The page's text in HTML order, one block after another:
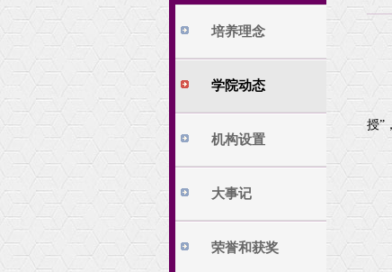
本科生科研训
培养理念
学院动态
机构设置
大事记
荣誉和获奖
授”